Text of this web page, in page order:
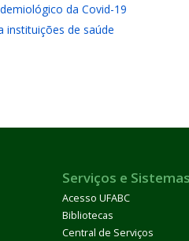
da Covid-19
instituições de saúde
Serviços e Sistemas
Acesso UFABC
Bibliotecas
Central de Serviços